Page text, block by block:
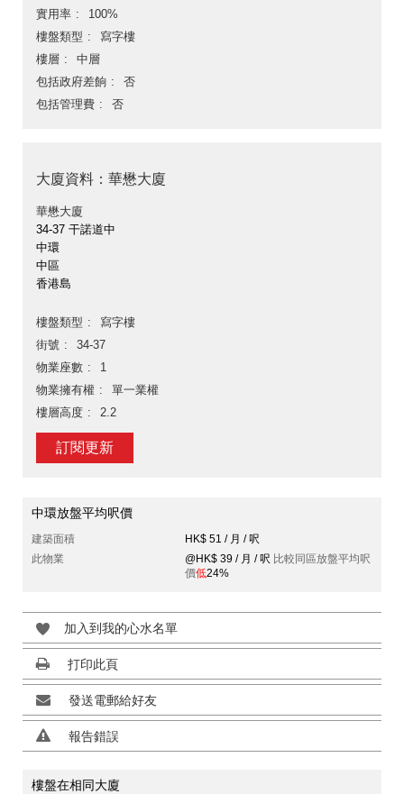
實用率
100%
樓盤類型
寫字樓
樓層
中層
包括政府差餉
否
包括管理費
否
大廈資料：華懋大廈
華懋大廈
34-37 干諾道中
中環
中區
香港島
樓盤類型
寫字樓
街號
34-37
物業座數
1
物業擁有權
單一業權
樓層高度
2.2
訂閱更新
中環放盤平均呎價
建築面積
HK$ 51 / 月 / 呎
此物業
@HK$ 39 / 月 / 呎 比較同區放盤平均呎
價低24%
加入到我的心水名單
打印此頁
發送電郵給好友
報告錯誤
樓盤在相同大廈